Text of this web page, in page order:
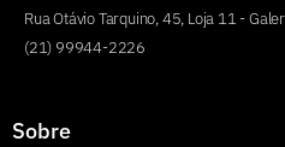
Rua Otávio Tarquino, 45, Loja 11 -
(21) 99944-2226
Sobre